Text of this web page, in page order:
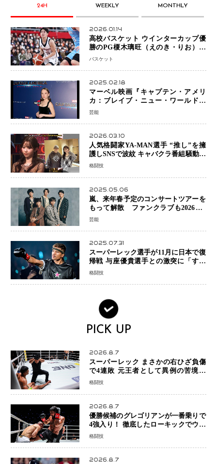
24H WEEKLY MONTHLY
2026.01.14
高校バスケット ウインターカップ優
勝のPG榎木璃旺（えのき・りお）が
プロの現場へ―。
バスケット
2025.02.18
マーベル映画『キャプテン・アメリ
カ：ブレイブ・ニュー・ワールド』
新ブラック・ウィドウ役のシラ・ハー
芸能
2026.03.10
人気格闘家YA-MAN選手 “推し”を擁
護しSNSで波紋 キャバクラ番組騒動に
参戦…結果的にPR効果も？
格闘技
2025.05.06
嵐、来年春予定のコンサートツアーを
もって解散 ファンクラブも2026年5
月末で活動終了
芸能
2025.07.31
スーパーレック選手が11月に日本で復
帰戦 与座優貴選手との激突に「すべ
ての技術を見せたい」
格闘技
PICK UP
2026.8.7
スーパーレック まさかの右ひざ負傷
で4連敗 元王者として異例の苦境…
「アクシデント」でも消えない危険信
格闘技
2026.8.7
優勝候補のグレゴリアンが一番乗りで
4強入り！ 徹底したローキックでウス
ビャンを攻略、判定勝利
格闘技
2026.8.7